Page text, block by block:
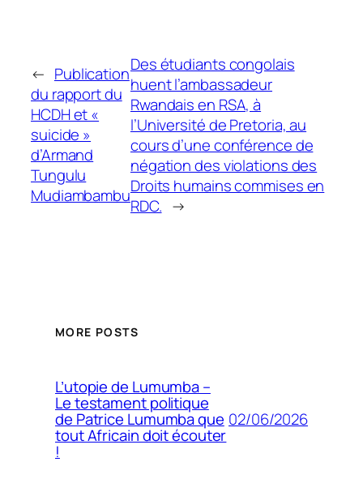
← Publication
du rapport du
HCDH et «
suicide »
d’Armand
Tungulu
Mudiambambu
Des étudiants congolais
huent l’ambassadeur
Rwandais en RSA, à
l’Université de Pretoria, au
cours d’une conférence de
négation des violations des
Droits humains commises en
RDC. →
MORE POSTS
L’utopie de Lumumba –
Le testament politique
de Patrice Lumumba que
tout Africain doit écouter
!
02/06/2026